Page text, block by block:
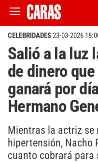
CELEBRIDADES23-03-2026
Salió a la luz
de dinero
ganará por
Hermano
Mientras la actriz se
hipertensión, Nacho
cuanto cobrará para